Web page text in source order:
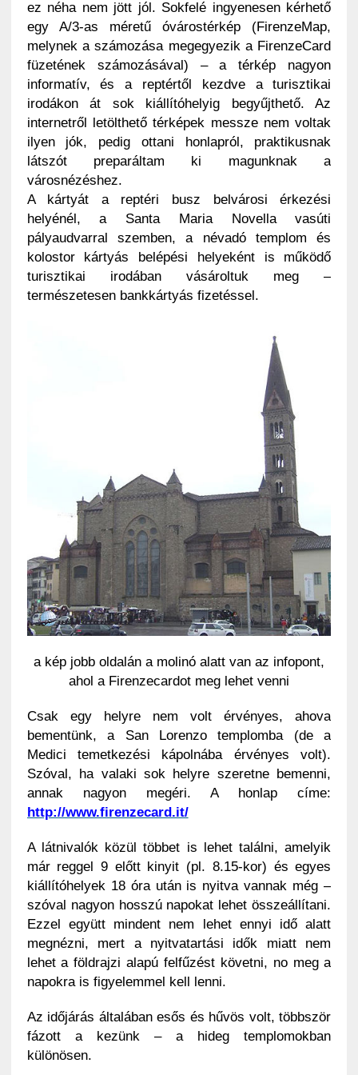
ez néha nem jött jól. Sokfelé ingyenesen kérhető
egy A/3-as méretű óvárostérkép (FirenzeMap,
melynek a számozása megegyezik a FirenzeCard
füzetének számozásával) – a térkép nagyon
informatív, és a reptértől kezdve a turisztikai
irodákon át sok kiállítóhelyig begyűjthető. Az
internetről letölthető térképek messze nem voltak
ilyen jók, pedig ottani honlapról, praktikusnak
látszót preparáltam ki magunknak a
városnézéshez.
A kártyát a reptéri busz belvárosi érkezési
helyénél, a Santa Maria Novella vasúti
pályaudvarral szemben, a névadó templom és
kolostor kártyás belépési helyeként is működő
turisztikai irodában vásároltuk meg –
természetesen bankkártyás fizetéssel.
a kép jobb oldalán a molinó alatt van az infopont,
ahol a Firenzecardot meg lehet venni
Csak egy helyre nem volt érvényes, ahova
bementünk, a San Lorenzo templomba (de a
Medici temetkezési kápolnába érvényes volt).
Szóval, ha valaki sok helyre szeretne bemenni,
annak nagyon megéri. A honlap címe:
http://www.firenzecard.it/
A látnivalók közül többet is lehet találni, amelyik
már reggel 9 előtt kinyit (pl. 8.15-kor) és egyes
kiállítóhelyek 18 óra után is nyitva vannak még –
szóval nagyon hosszú napokat lehet összeállítani.
Ezzel együtt mindent nem lehet ennyi idő alatt
megnézni, mert a nyitvatartási idők miatt nem
lehet a földrajzi alapú felfűzést követni, no meg a
napokra is figyelemmel kell lenni.
Az időjárás általában esős és hűvös volt, többször
fázott a kezünk – a hideg templomokban
különösen.